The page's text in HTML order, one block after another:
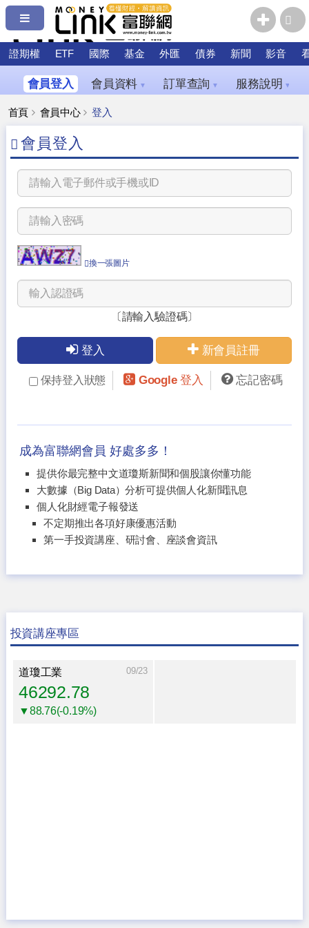
證期權 ETF 國際 基金 外匯 債券 新聞 影音
會員登入 會員資料 ▼ 訂單查詢 ▼ 服務說明 ▼
首頁 會員中心 登入
會員登入
換一張圖片
〔請輸入驗證碼〕
登入 新會員註冊
保持登入狀態 Google 登入 忘記密碼
成為富聯網會員 好處多多！
提供你最完整中文道瓊斯新聞和個股讓你懂功能
大數據（Big Data）分析可提供個人化新聞訊息
個人化財經電子報發送
不定期推出各項好康優惠活動
第一手投資講座、研討會、座談會資訊
投資講座專區
道瓊工業 09/23
46292.78
▼88.76(-0.19%)